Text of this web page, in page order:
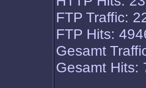
FTP Traffic:
FTP Hits:
Gesamt
Gesamt Hits: